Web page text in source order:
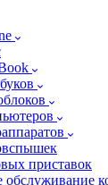
приставок
обслуживание